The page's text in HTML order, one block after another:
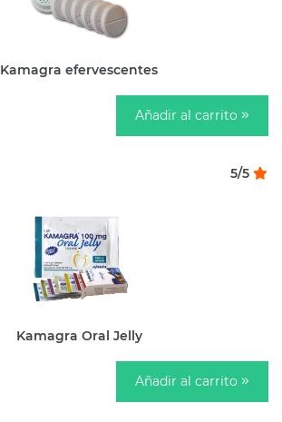
Kamagra efervescentes
Añadir al carrito
5/5
Kamagra Oral Jelly
Añadir al carrito